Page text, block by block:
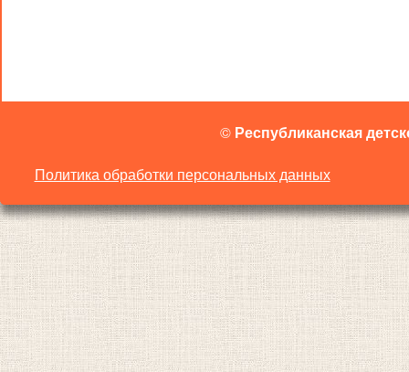
© Республиканская
Политика обработки персональных данных